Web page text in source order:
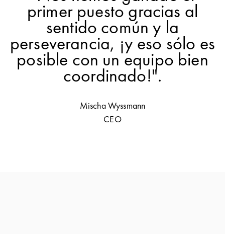
primer puesto gracias al
sentido común y la
perseverancia, ¡y eso sólo es
posible con un equipo bien
coordinado!".
Mischa Wyssmann
CEO